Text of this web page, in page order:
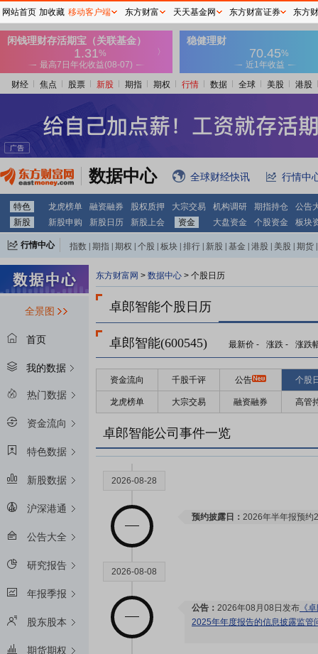
财经 焦点 股票 新股 期指 期权 行情 数据 全球 美股 港股
数据中心 全球财经快讯 行情中
特色 龙虎榜单 融资融券 股权质押 大宗交易 机构调研 期指持仓
公告
新股
新股申购 新股日历 新股上会 资金 大盘资金 个股资金 板块
行情中心 指数 期指 期权 个股 板块 排行 新股 基金 港股 美股 期货
全景图
首页
我的数据
热门数据
资金流向
特色数据
新股数据
沪深港通
公告大全
研究报告
年报季报
股东股本
期货期权
东方财富网 > 数据中心 > 个股日历
卓郎智能个股日历
卓郎智能(600545) 最新价 - 涨跌 - 涨跌
资金流向 千股千评 公告 个股
龙虎榜单 大宗交易 融资融券 高管
卓郎智能公司事件一览
2026-08-28
预约披露日： 2026年半年报预约
2026-08-08
公告： 2026年08月08日发布 《
2025年年度报告的信息披露监管
网站首页 加收藏 移动客户端 东方财富 天天基金网 东方财富证券 东方